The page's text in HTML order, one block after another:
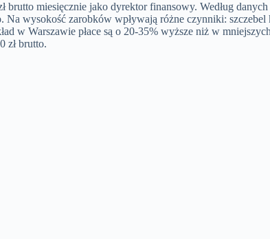
miesięcznie jako dyrektor finansowy. Według
Na wysokość zarobków wpływają różne czynniki:
Warszawie płace są o 20-35% wyższe niż w
zł brutto.